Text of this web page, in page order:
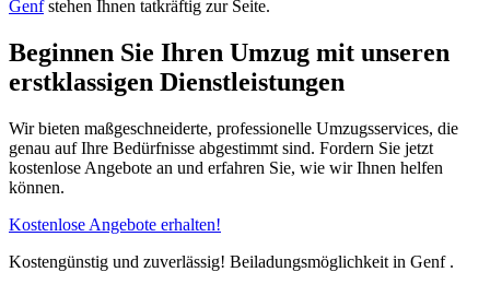
Genf⁠stehen Ihnen tatkräftig zur Seite.
Beginnen Sie Ihren Umzug mit unseren
erstklassigen Dienstleistungen
Wir bieten maßgeschneiderte, professionelle Umzugsservices, die
genau auf Ihre Bedürfnisse abgestimmt sind. Fordern Sie jetzt
kostenlose Angebote an und erfahren Sie, wie wir Ihnen helfen
können.
Kostenlose Angebote erhalten!
Kostengünstig und zuverlässig! Beiladungsmöglichkeit in Genf ⁠.